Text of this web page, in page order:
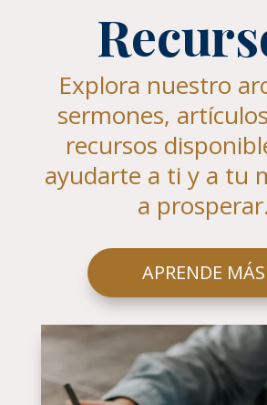
Explora nuestro
sermones,
recursos
ayudarte a ti y a tu
a prosperar.
APRENDE MÁS